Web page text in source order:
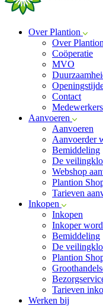
Over Plantion
Over Plantion
Coöperatie
MVO
Contact
Medewerkers
Aanvoeren
Aanvoeren
Aanvoerder
Bemiddeling
De
Webshop
Plantion
Tarieven
Inkopen
Inkopen
Inkoper
Bemiddeling
De
Plantion
Tarieven
Werken bij